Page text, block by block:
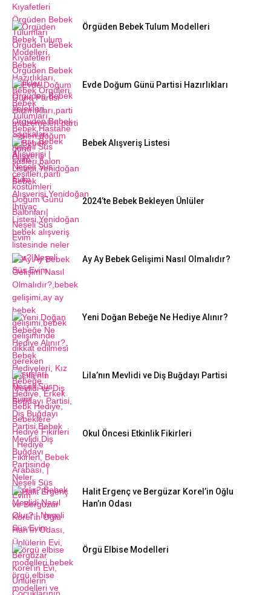
Örgüden Bebek Tulum Modelleri
Evde Doğum Günü Partisi Hazırlıkları
Bebek Alışveriş Listesi
2024’te Bebek Bekleyen Ünlüler
Ay Ay Bebek Gelişimi Nasıl Olmalıdır?
Yeni Doğan Bebeğe Ne Hediye Alınır?
Lila’nın Mevlidi ve Diş Buğdayı Partisi
Okul Öncesi Etkinlik Fikirleri
Halit Ergenç ve Bergüzar Korel’in Oğlu
Han’ın Odası
Örgü Elbise Modelleri